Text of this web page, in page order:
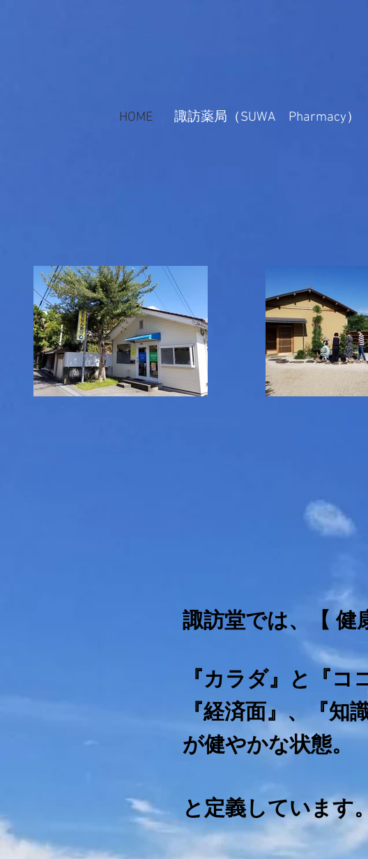
HOME 諏訪薬局（SUWA Pharmacy）
諏訪堂では、【 健
『カラダ』と『
『経済面』、『
が健やかな状態。
と定義しています